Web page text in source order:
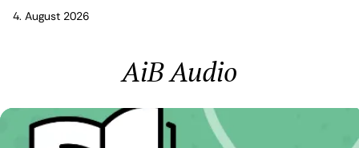
4. August 2026
AiB Audio